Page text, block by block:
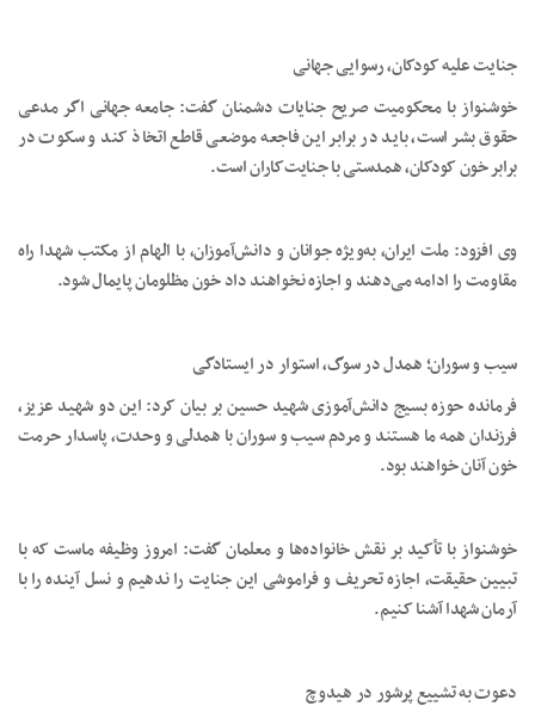
جنایت علیه کودکان، رسوایی جهانی
خوشنواز با محکومیت صریح جنایات دشمنان گفت: جامعه جهانی اگر مدعی
حقوق بشر است، باید در برابر این فاجعه موضعی قاطع اتخاذ کند و سکوت در
برابر خون کودکان، همدستی با جنایت‌کاران است.
وی افزود: ملت ایران، به‌ویژه جوانان و دانش‌آموزان، با الهام از مکتب شهدا راه
مقاومت را ادامه می‌دهند و اجازه نخواهند داد خون مظلومان پایمال شود.
سیب و سوران؛ همدل در سوگ، استوار در ایستادگی
فرمانده حوزه بسیج دانش‌آموزی شهید حسین بر بیان کرد: این دو شهید عزیز،
فرزندان همه ما هستند و مردم سیب و سوران با همدلی و وحدت، پاسدار حرمت
خون آنان خواهند بود.
خوشنواز با تأکید بر نقش خانواده‌ها و معلمان گفت: امروز وظیفه ماست که با
تبیین حقیقت، اجازه تحریف و فراموشی این جنایت را ندهیم و نسل آینده را با
آرمان شهدا آشنا کنیم.
دعوت به تشییع پرشور در هیدوچ